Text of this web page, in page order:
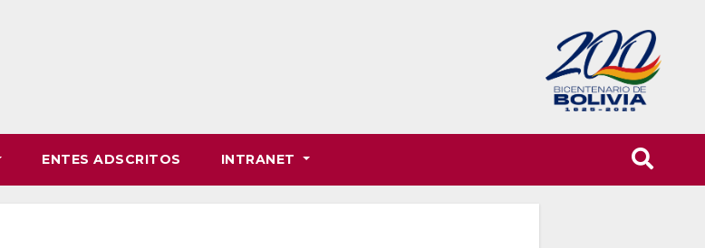
ENTES ADSCRITOS INTRANET